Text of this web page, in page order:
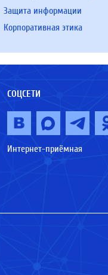
Защита информации
Корпоративная этика
СОЦСЕТИ
Интернет-приёмная